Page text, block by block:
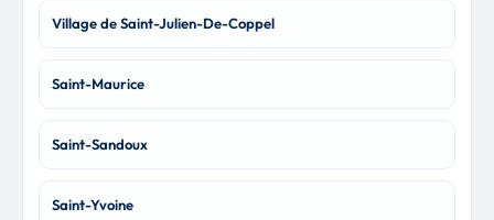
Village de Saint-Julien-De-Coppel
Saint-Maurice
Saint-Sandoux
Saint-Yvoine